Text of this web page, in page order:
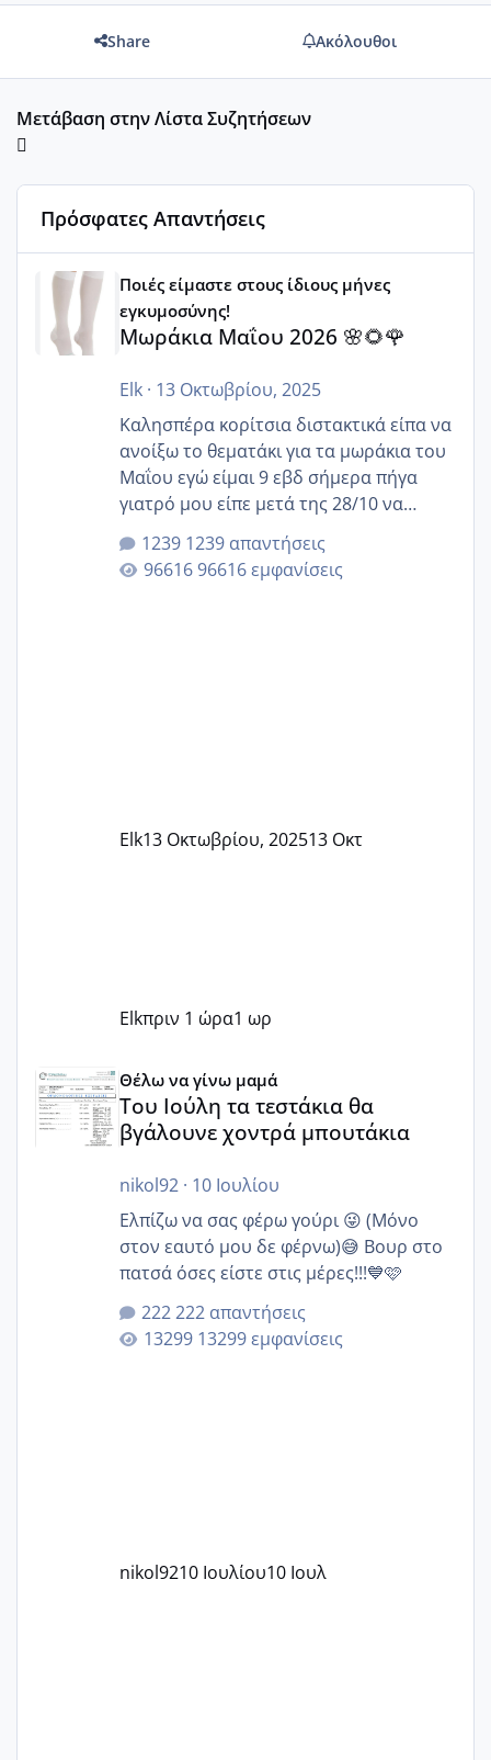
Share Ακόλουθοι
Μετάβαση στην Λίστα Συζητήσεων
Πρόσφατες Απαντήσεις
Μωράκια Μαΐου 2026 🌸🌻🌹
Ποιές είμαστε στους ίδιους μήνες
εγκυμοσύνης!
Μωράκια Μαΐου 2026 🌸🌻🌹
Elk· 13 Οκτωβρίου, 2025
Καλησπέρα κορίτσια διστακτικά είπα να
ανοίξω το θεματάκι για τα μωράκια του
Μαΐου εγώ είμαι 9 εβδ σήμερα πήγα
γιατρό μου είπε μετά της 28/10 να
κλείσω ραντεβού για την αυχενική είναι
καμιά άλλη κοπέλα να γεννάει Μάιο ;;
1239 απαντήσεις
96616 εμφανίσεις
Elk13 Οκτωβρίου, 202513 Οκτ
Elkπριν 1 ώρα1 ωρ
Θέλω να γίνω μαμά
Του Ιούλη τα τεστάκια θα
βγάλουνε χοντρά μπουτάκια
nikol92· 10 Ιουλίου
Ελπίζω να σας φέρω γούρι 😜 (Μόνο
στον εαυτό μου δε φέρνω)😅 Βουρ στο
πατσά όσες είστε στις μέρες!!!💙🩷
222 απαντήσεις
13299 εμφανίσεις
nikol9210 Ιουλίου10 Ιουλ